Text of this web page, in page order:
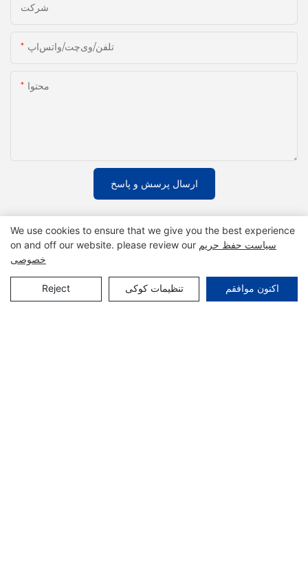
شرکت
تلفن/وی‌چت/واتس‌اپ
محتوا
ارسال پرسش و پاسخ
محصولات مرتبط
We use cookies to ensure that we give you the best experience
on and off our website. please review our سیاست حفظ حریم
خصوصی
Reject تنظیمات کوکی اکنون موافقم